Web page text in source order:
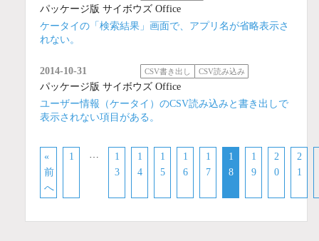
パッケージ版 サイボウズ Office
ケータイの「検索結果」画面で、アプリ名が省略表示さ
れない。
2014-10-31 CSV書き出し CSV読み込み
パッケージ版 サイボウズ Office
ユーザー情報（ケータイ）のCSV読み込みと書き出しで
表示されない項目がある。
«
前
へ
1 …
1
3
1
4
1
5
1
6
1
7
1
8
1
9
2
0
2
1